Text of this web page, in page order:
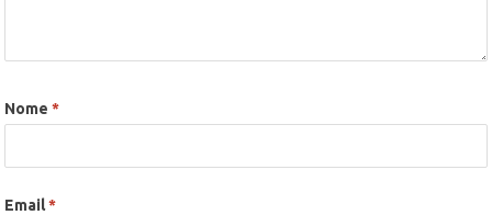
Nome*
Email*